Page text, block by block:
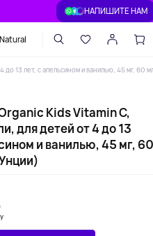
НАПИШИТЕ НАМ
13 лет, с апельсином и ванилью, 45 мг, 60
Kids Vitamin C,
для детей от 4 до 13
и ванилью, 45 мг, 60